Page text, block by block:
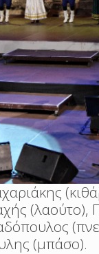
(λαούτο),
(μπάσο).